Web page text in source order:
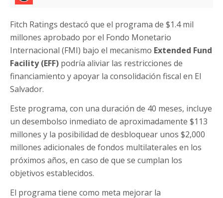
Fitch Ratings destacó que el programa de $1.4 mil
millones aprobado por el Fondo Monetario
Internacional (FMI) bajo el mecanismo Extended Fund
Facility (EFF) podría aliviar las restricciones de
financiamiento y apoyar la consolidación fiscal en El
Salvador.
Este programa, con una duración de 40 meses, incluye
un desembolso inmediato de aproximadamente $113
millones y la posibilidad de desbloquear unos $2,000
millones adicionales de fondos multilaterales en los
próximos años, en caso de que se cumplan los
objetivos establecidos.
El programa tiene como meta mejorar la